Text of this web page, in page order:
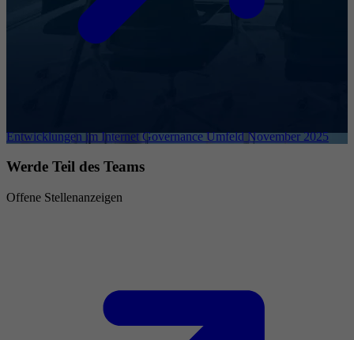
Entwicklungen im Internet Governance Umfeld November 2025
Werde Teil des Teams
Offene Stellenanzeigen